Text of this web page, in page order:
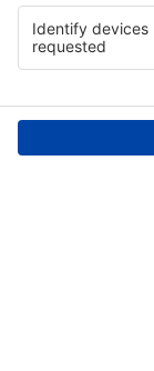
(BRC)
Valle del
Villa Gesell
Villa